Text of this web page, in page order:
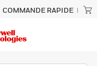
COMMANDE RAPIDE